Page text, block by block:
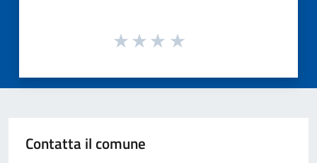
Contatta il comune